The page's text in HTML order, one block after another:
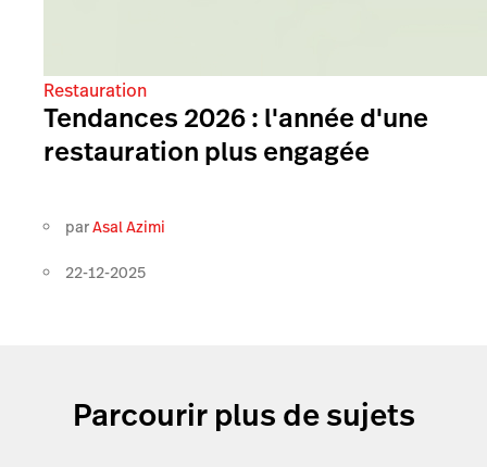
Restauration
Tendances 2026 : l'année d'une
restauration plus engagée
parAsal Azimi
22-12-2025
Parcourir plus de sujets